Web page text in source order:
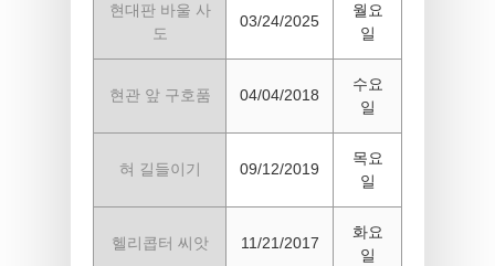
현대판 바울 사
도
03/24/2025
월요
일
현관 앞 구호품 04/04/2018
수요
일
혀 길들이기 09/12/2019
목요
일
헬리콥터 씨앗 11/21/2017
화요
일